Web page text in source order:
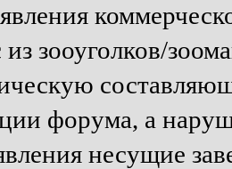
из зооуголков/
форума, а
несущие